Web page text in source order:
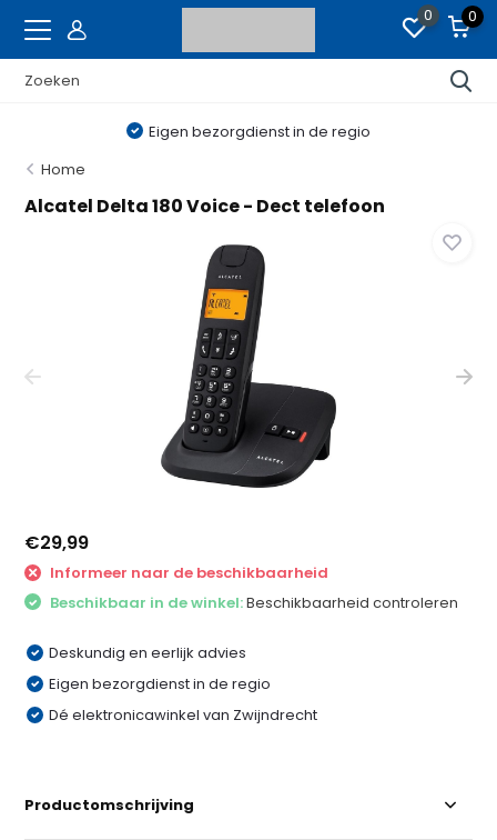
0 0
Eigen bezorgdienst in de regio
Home
Alcatel Delta 180 Voice - Dect telefoon
€29,99
Informeer naar de beschikbaarheid
Beschikbaar in de winkel:Beschikbaarheid controleren
Deskundig en eerlijk advies
Eigen bezorgdienst in de regio
Dé elektronicawinkel van Zwijndrecht
Productomschrijving